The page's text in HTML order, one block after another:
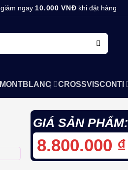
giảm ngay 10.000 VNĐ khi đặt hàng
MONTBLANC CROSSVISCONTI
GIÁ SẢN PHẨM:
8.800.000 ₫